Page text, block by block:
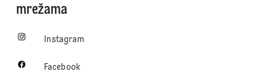
mrežama
Instagram
Facebook